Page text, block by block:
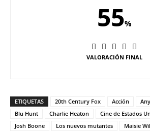
55%
VALORACIÓN FINAL
ETIQUETAS 20th Century Fox Acción
Blu Hunt
Charlie Heaton Cine de Estados
Josh Boone
Los nuevos mutantes Maisie